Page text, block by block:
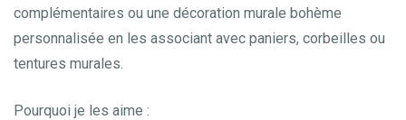
complémentaires ou une décoration murale bohème
personnalisée en les associant avec paniers, corbeilles ou
tentures murales.
Pourquoi je les aime :